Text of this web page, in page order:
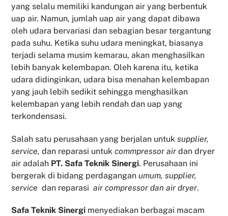
yang selalu memiliki kandungan air yang berbentuk
uap air. Namun, jumlah uap air yang dapat dibawa
oleh udara bervariasi dan sebagian besar tergantung
pada suhu. Ketika suhu udara meningkat, biasanya
terjadi selama musim kemarau, akan menghasilkan
lebih banyak kelembapan. Oleh karena itu, ketika
udara didinginkan, udara bisa menahan kelembapan
yang jauh lebih sedikit sehingga menghasilkan
kelembapan yang lebih rendah dan uap yang
terkondensasi.
Salah satu perusahaan yang berjalan untuksupplier,
service, dan reparasi untukcommpressor air dan dryer
air adalah PT. Safa Teknik Sinergi. Perusahaan ini
bergerak di bidang perdaganganumum, supplier,
service dan reparasiair compressor dan air dryer.
Safa Teknik Sinergi menyediakan berbagai macam